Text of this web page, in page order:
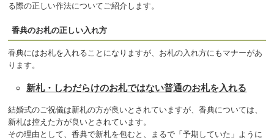
る際の正しい作法についてご紹介します。
香典のお札の正しい入れ方
香典にはお札を入れることになりますが、お札の入れ方にもマナーがあ
ります。
新札・しわだらけのお札ではない普通のお札を入れる
結婚式のご祝儀は新札の方が良いとされていますが、香典については、
新札は控えた方が良いとされています。
その理由として、香典で新札を包むと、まるで「予期していた」ように